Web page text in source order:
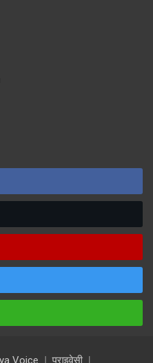
Voice प्राइवेसी